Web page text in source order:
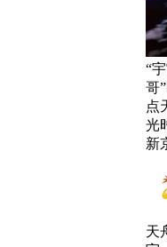
“
哥
点
光
新
天